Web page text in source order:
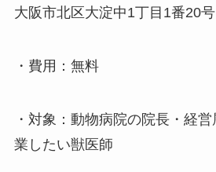
大阪市北区大淀中1丁目1番20号
・費用：無料
・対象：動物病院の院長・経
業したい獣医師